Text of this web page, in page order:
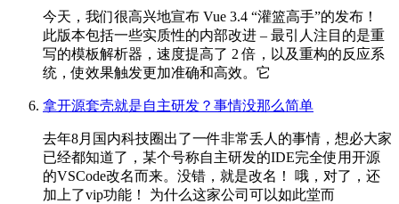
今天，我们很高兴地宣布 Vue 3.4 “灌篮高手”的发布！
此版本包括一些实质性的内部改进 – 最引人注目的是重
写的模板解析器，速度提高了 2 倍，以及重构的反应系
统，使效果触发更加准确和高效。它
拿开源套壳就是自主研发？事情没那么简单
去年8月国内科技圈出了一件非常丢人的事情，想必大家
已经都知道了，某个号称自主研发的IDE完全使用开源
的VSCode改名而来。没错，就是改名！ 哦，对了，还
加上了vip功能！ 为什么这家公司可以如此堂而